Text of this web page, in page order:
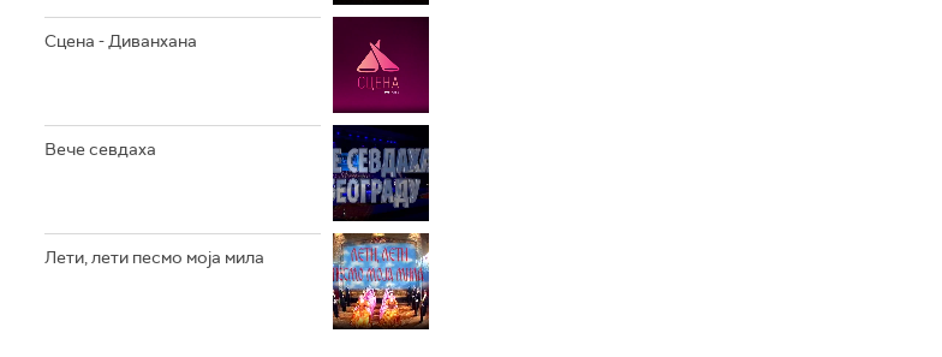
Сцена - Диванхана
Вече севдаха
Лети, лети песмо моја мила